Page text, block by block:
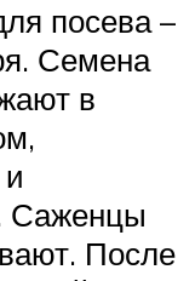
посева –
Семена
в
Саженцы
После